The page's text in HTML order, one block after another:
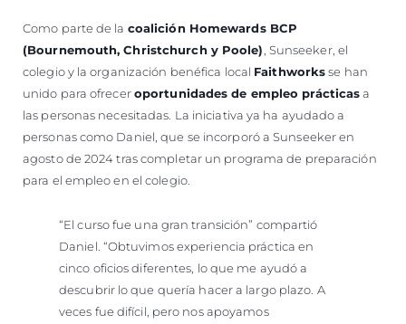
Como parte de la coalición Homewards BCP
(Bournemouth, Christchurch y Poole) , Sunseeker, el
colegio y la organización benéfica local Faithworksse han
unido para ofreceroportunidades de empleo prácticasa
las personas necesitadas. La iniciativa ya ha ayudado a
personas como Daniel, que se incorporó a Sunseeker en
agosto de 2024 tras completar un programa de preparación
para el empleo en el colegio.
“El curso fue una gran transición” compartió
Daniel. “Obtuvimos experiencia práctica en
cinco oficios diferentes, lo que me ayudó a
descubrir lo que quería hacer a largo plazo. A
veces fue difícil, pero nos apoyamos